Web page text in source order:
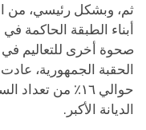
ثم، وبشكل رئيسي، من
أبناء الطبقة
صحوة أخرى للتعاليم في
الحقبة الجمهورية،
حوالي ١٦٪ من
الديانة الأكبر.